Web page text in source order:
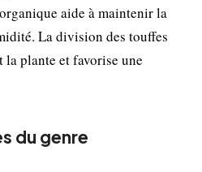
aide à maintenir la
La division des touffes
plante et favorise une
du genre